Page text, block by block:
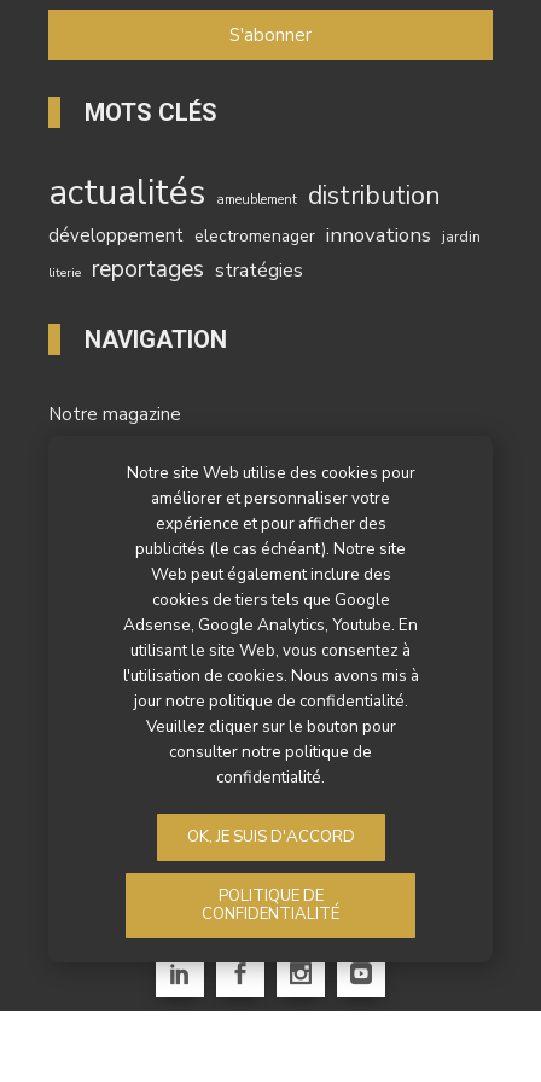
Notre site Web utilise des cookies pour
améliorer et personnaliser votre
expérience et pour afficher des
publicités (le cas échéant). Notre site
Web peut également inclure des
cookies de tiers tels que Google
Adsense, Google Analytics, Youtube. En
utilisant le site Web, vous consentez à
l'utilisation de cookies. Nous avons mis à
jour notre politique de confidentialité.
Veuillez cliquer sur le bouton pour
consulter notre politique de
confidentialité.
OK, JE SUIS D'ACCORD
POLITIQUE DE
CONFIDENTIALITÉ
MOTS CLÉS
actualités ameublement distribution
développement electromenager innovations jardin
literie reportages stratégies
NAVIGATION
Notre magazine
Les actualités
Les reportages
Les marchés
Newsletter
Nos autres titres
Qui sommes-nous ?
Mentions légales
Politique de confidentialité